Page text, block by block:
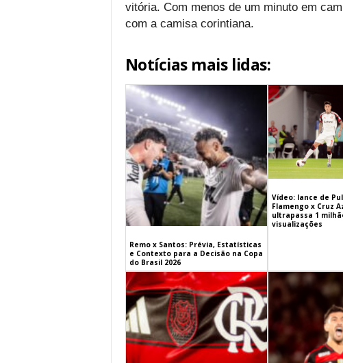
vitória. Com menos de um minuto em
com a camisa corintiana.
Notícias mais lidas:
Remo x Santos: Prévia, Estatísticas
e Contexto para a Decisão na Copa
do Brasil 2026
Vídeo: lance de
Flamengo x Cruz
ultrapassa 1
visualizações